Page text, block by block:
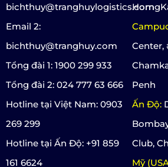
bichthuy@tranghuylogistics.com
Email 2:
bichthuy@tranghuy.com
Tổng đài 1: 1900 299 933
Tổng đài 2: 024 777 63 666
Hotline tại Việt Nam: 0903
269 299
Hotline tại Ấn Độ: +91 859
161 6624
Center,
Penh
Ấn Độ:
Club,
Mỹ